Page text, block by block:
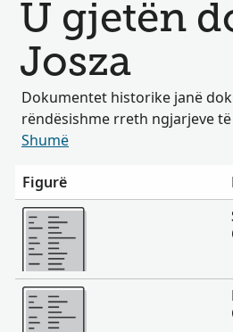
U gjetën
Josza
Dokumentet historike janë
rëndësishme rreth ngjarjeve
Shumë
Figurë
Më Shumë
Më Shumë